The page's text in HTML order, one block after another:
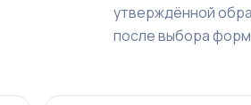
утверждённой
после выбора